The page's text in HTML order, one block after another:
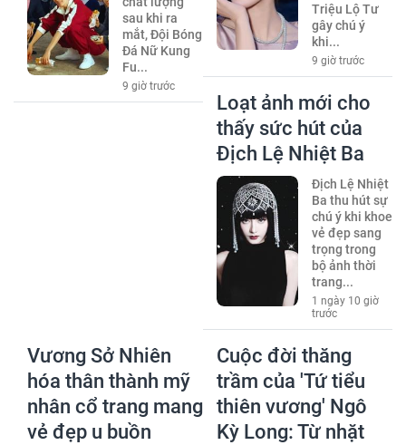
sau khi ra
mắt, Đội Bóng
Đá Nữ Kung
Fu...
9 giờ trước
Triệu Lộ Tư
gây chú ý
khi...
9 giờ trước
Loạt ảnh mới cho
thấy sức hút của
Địch Lệ Nhiệt Ba
Địch Lệ Nhiệt
Ba thu hút sự
chú ý khi khoe
vẻ đẹp sang
trọng trong
bộ ảnh thời
trang...
1 ngày 10 giờ
trước
Vương Sở Nhiên
hóa thân thành mỹ
nhân cổ trang mang
vẻ đẹp u buồn
Cuộc đời thăng
trầm của 'Tứ tiểu
thiên vương' Ngô
Kỳ Long: Từ nhặt